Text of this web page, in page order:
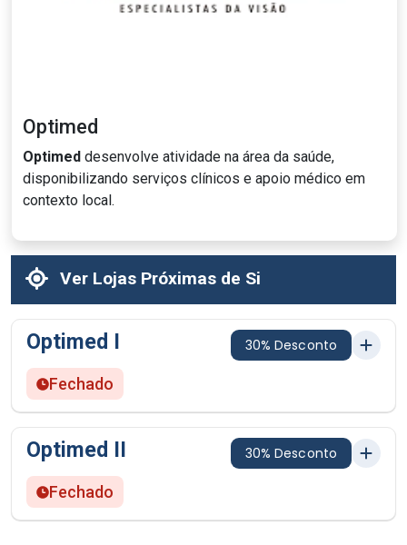
Optimed
Optimed desenvolve atividade na área da saúde,
disponibilizando serviços clínicos e apoio médico em
contexto local.
Ver Lojas Próximas de Si
Optimed I 30% Desconto
Fechado
Optimed II 30% Desconto
Fechado